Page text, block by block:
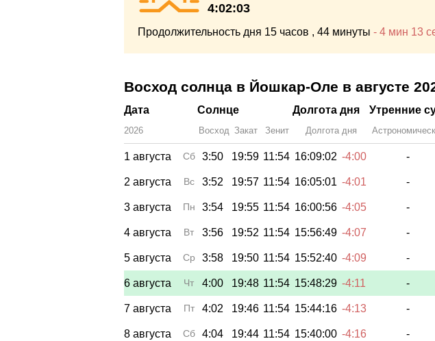
4:02:03
Продолжительность дня 15 часов , 44 минуты - 4 мин 13
Восход солнца в Йошкар-Оле в августе
Дата Солнце Долгота дня Утренние
2026 Восход Закат Зенит Долгота дня
1 августа Сб 3:50 19:59 11:54 16:09:02 -4:00 -
2 августа Вс 3:52 19:57 11:54 16:05:01 -4:01 -
3 августа Пн 3:54 19:55 11:54 16:00:56 -4:05 -
4 августа Вт 3:56 19:52 11:54 15:56:49 -4:07 -
5 августа Ср 3:58 19:50 11:54 15:52:40 -4:09 -
6 августа Чт 4:00 19:48 11:54 15:48:29 -4:11 -
7 августа Пт 4:02 19:46 11:54 15:44:16 -4:13 -
8 августа Сб 4:04 19:44 11:54 15:40:00 -4:16 -